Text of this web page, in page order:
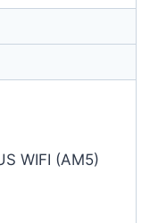
WIFI (AM5)